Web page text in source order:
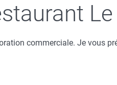
commerciale. Je vous